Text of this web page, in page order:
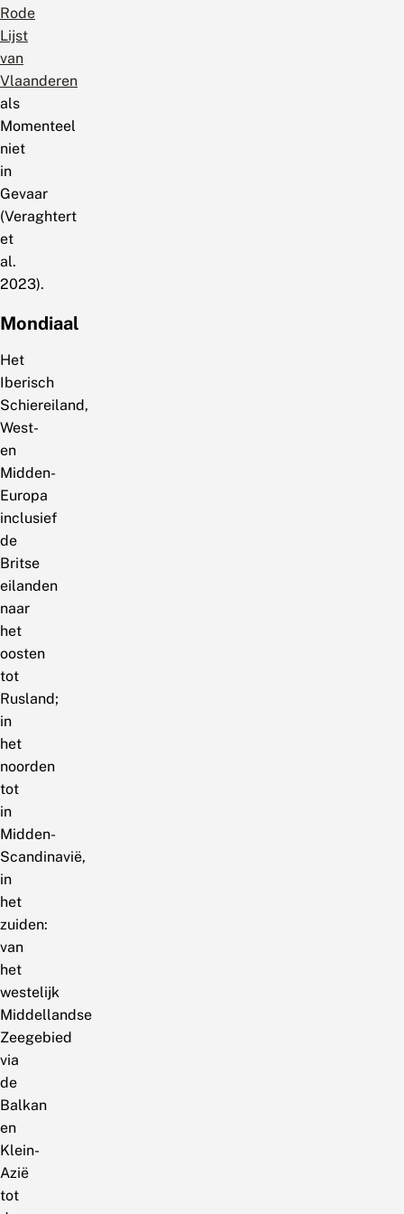
Rode
Lijst
van
Vlaanderen
als
Momenteel
niet
in
Gevaar
(Veraghtert
et
al.
2023).
Mondiaal
Het
Iberisch
Schiereiland,
West-
en
Midden-
Europa
inclusief
de
Britse
eilanden
naar
het
oosten
tot
Rusland;
in
het
noorden
tot
in
Midden-
Scandinavië,
in
het
zuiden:
van
het
westelijk
Middellandse
Zeegebied
via
de
Balkan
en
Klein-
Azië
tot